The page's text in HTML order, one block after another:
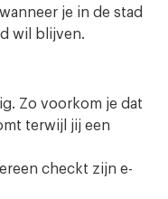
je in de stad
wil blijven.
Zo voorkom je dat
terwijl jij een
checkt zijn e-